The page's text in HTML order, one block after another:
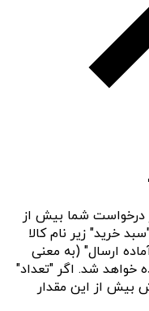
درخواست شما بیش از
خرید" زیر نام کالا
ارسال" (به معنی
خواهد شد. اگر "تعداد"
بیش از این مقدار